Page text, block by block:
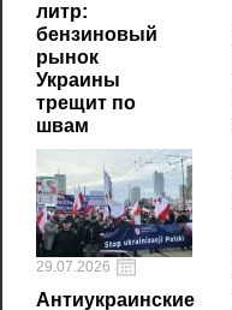
литр:
бензиновый
рынок
Украины
трещит по
швам
29.07.2026
Антиукраинские